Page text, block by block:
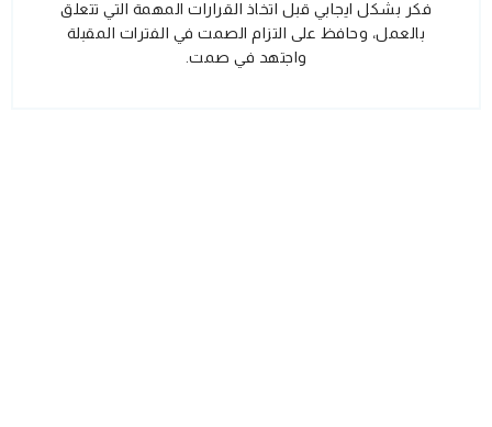
فكر بشكل ايجابي قبل اتخاذ القرارات المهمة التي تتعلق
بالعمل، وحافظ على التزام الصمت في الفترات المقبلة
واجتهد في صمت.